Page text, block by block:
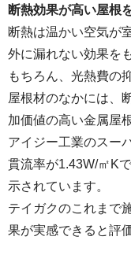
断熱効果が高い屋根
断熱は温かい空気が
外に漏れない効果を
もちろん、光熱費の
屋根材のなかには、
加価値の高い金属屋
アイジー工業のスー
貫流率が1.43W/㎡K
示されています。
テイガクのこれまで
果が実感できると評